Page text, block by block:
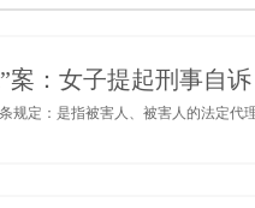
案：女子提起刑事自
规定：是指被害人、被害人的法定